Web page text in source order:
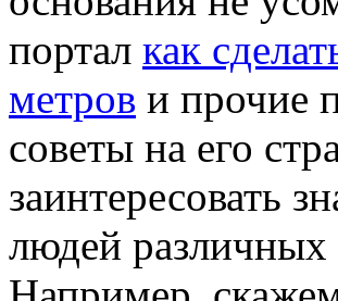
портал как
метров и прочие
советы на его
заинтересовать
людей различных